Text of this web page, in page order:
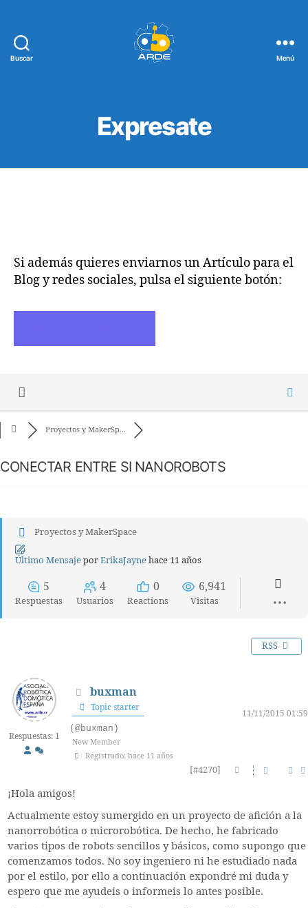
Buscar Menú
Expresate
Si además quieres enviarnos un Artículo para el
Blog y redes sociales, pulsa el siguiente botón:
Proyectos y MakerSp...
CONECTAR ENTRE SI NANOROBOTS
Proyectos y MakerSpace
Último MensajeporErikaJaynehace 11 años
5
Respuestas
4
Usuarios
0
Reactions
6,941
Visitas
RSS
Respuestas: 1
buxman
Topic starter
11/11/2015 01:59
(@buxman)
New Member
Registrado: hace 11 años
[#4270]
¡Hola amigos!
Actualmente estoy sumergido en un proyecto de afición a la
nanorrobótica o microrobótica. De hecho, he fabricado
varios tipos de robots sencillos y básicos, como supongo que
comenzamos todos. No soy ingeniero ni he estudiado nada
por el estilo, por ello a continuación expondré mi duda y
espero que me ayudeis o informeis lo antes posible.